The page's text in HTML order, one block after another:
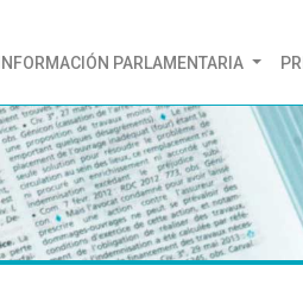
INFORMACIÓN PARLAMENTARIA